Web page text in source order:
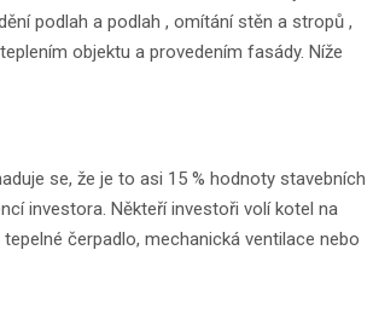
podlah a podlah , omítání stěn a stropů ,
objektu a provedením fasády. Níže
se, že je to asi 15 % hodnoty stavebních
investora. Někteří investoři volí kotel na
čerpadlo, mechanická ventilace nebo